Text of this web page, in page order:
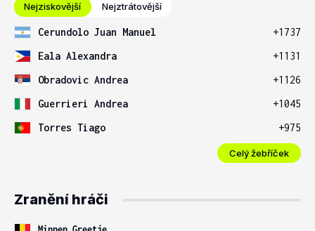
Nejziskovější Nejztrátovější
Cerundolo Juan Manuel
+1737
Eala Alexandra
+1131
Obradovic Andrea
+1126
Guerrieri Andrea
+1045
Torres Tiago
+975
Celý žebříček
Zranění hráči